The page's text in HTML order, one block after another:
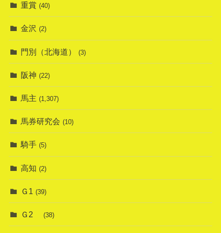
重賞 (40)
金沢 (2)
門別（北海道） (3)
阪神 (22)
馬主 (1,307)
馬券研究会 (10)
騎手 (5)
高知 (2)
Ｇ1 (39)
Ｇ2 (38)